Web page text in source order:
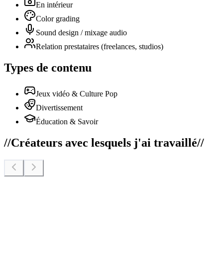
En intérieur
Color grading
Sound design / mixage audio
Relation prestataires (freelances, studios)
Types de contenu
Jeux vidéo & Culture Pop
Divertissement
Éducation & Savoir
//Créateurs avec lesquels j'ai travaillé//